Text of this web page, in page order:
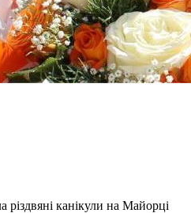
канікули на Майорці